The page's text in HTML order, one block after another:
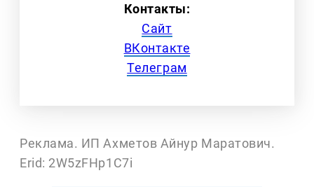
Контакты:
Сайт
ВКонтакте
Телеграм
Реклама. ИП Ахметов Айнур Маратович.
Erid: 2W5zFHp1C7i